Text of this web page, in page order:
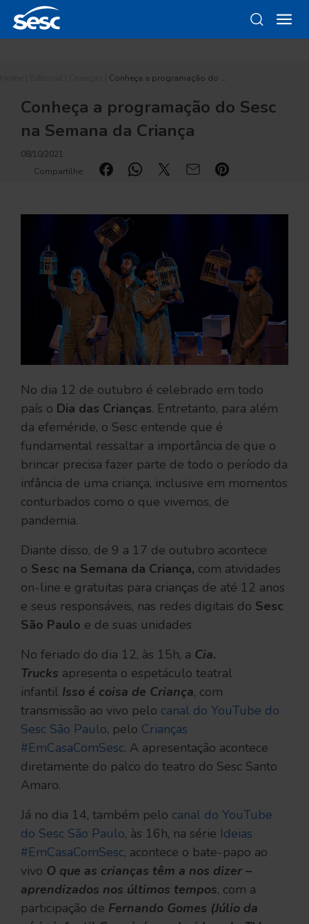
Conheça a programação do …
Conheça a programação do Sesc
na Semana da Criança
08/10/2021
Compartilhe:
No dia 12 de outubro é celebrado em todo
país o Dia das Crianças. Entretanto, para além
da efeméride, o Sesc entende que é
fundamental ressaltar a importância de que o
brincar precisa fazer parte de todo o período da
infância de uma criança, inclusive em momentos
conturbados como o que vivemos, de
pandemia.
Diante disso, de 9 a 17 de outubro acontece
o Sesc na Semana da Criança, com atividades
on-line e gratuitas para crianças de até 12 anos
e seus responsáveis, nas redes digitais do Sesc
São Paulo e de suas unidades
No feriado do dia 12, às 15h, a Cia.
Trucks apresenta o espetáculo teatral
infantil Isso é coisa de Criança, com
transmissão ao vivo pelo canal do YouTube do
Sesc São Paulo, pelo Crianças
#EmCasaComSesc. A apresentação acontece
diretamente do palco do teatro do Sesc Santo
Amaro.
Já no dia 14, também pelo canal do YouTube
do Sesc São Paulo, às 16h, na série Ideias
#EmCasaComSesc, acontece o bate-papo ao
vivo O que as crianças têm a nos dizer –
aprendizados nos últimos tempos, com a
participação de Fernando Gomes (Júlio da